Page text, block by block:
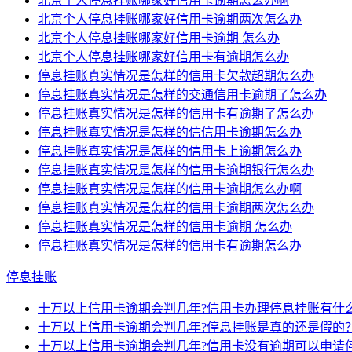
北京个人停息挂账哪家好信用卡逾期两次怎么办
北京个人停息挂账哪家好信用卡逾期 怎么办
北京个人停息挂账哪家好信用卡有逾期怎么办
停息挂账真实情况是怎样的信用卡欠款超期怎么办
停息挂账真实情况是怎样的交通信用卡逾期了怎么办
停息挂账真实情况是怎样的信用卡有逾期了怎么办
停息挂账真实情况是怎样的信信用卡逾期怎么办
停息挂账真实情况是怎样的信用卡上逾期怎么办
停息挂账真实情况是怎样的信用卡逾期银行怎么办
停息挂账真实情况是怎样的信用卡逾期怎么办啊
停息挂账真实情况是怎样的信用卡逾期两次怎么办
停息挂账真实情况是怎样的信用卡逾期 怎么办
停息挂账真实情况是怎样的信用卡有逾期怎么办
停息挂账
十万以上信用卡逾期会判几年?信用卡办理停息挂账有什
十万以上信用卡逾期会判几年?停息挂账是真的还是假的？
十万以上信用卡逾期会判几年?信用卡没有逾期可以申请